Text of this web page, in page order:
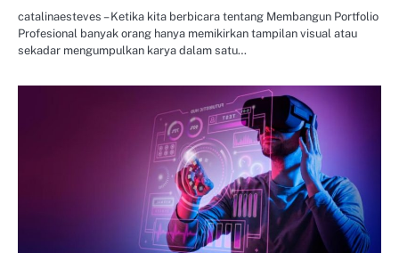
catalinaesteves – Ketika kita berbicara tentang Membangun Portfolio
Profesional banyak orang hanya memikirkan tampilan visual atau
sekadar mengumpulkan karya dalam satu…